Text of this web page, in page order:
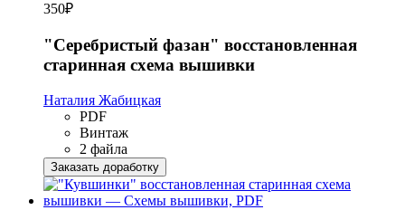
350₽
"Серебристый фазан" восстановленная
старинная схема вышивки
Наталия Жабицкая
PDF
Винтаж
2 файла
Заказать доработку